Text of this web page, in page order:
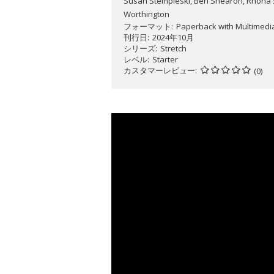
Worthington
フォーマット
Paperback with
刊行日 2024年10月
シリーズ Stretch
レベル Starter
カスタマーレビュー
(0)